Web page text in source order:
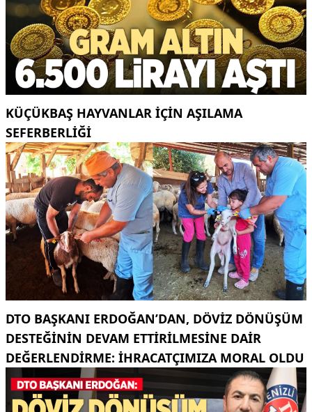
KÜÇÜKBAŞ HAYVANLAR İÇİN AŞILAMA
SEFERBERLİĞİ
DTO BAŞKANI ERDOĞAN’DAN, DÖVIZ DÖNÜŞÜM
DESTEĞININ DEVAM ETTIRILMESINE DAIR
DEĞERLENDIRME: İHRACATÇIMIZA MORAL OLDU